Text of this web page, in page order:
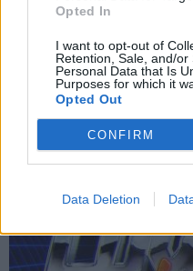
Opted In
I want to opt-out of
Retention, Sale, and/or
Personal Data that Is
Purposes for which it
Opted Out
CONFIRM
Data Deletion
Guru
a Google-ben.
LEGFRISSEBB VIDEÓNK